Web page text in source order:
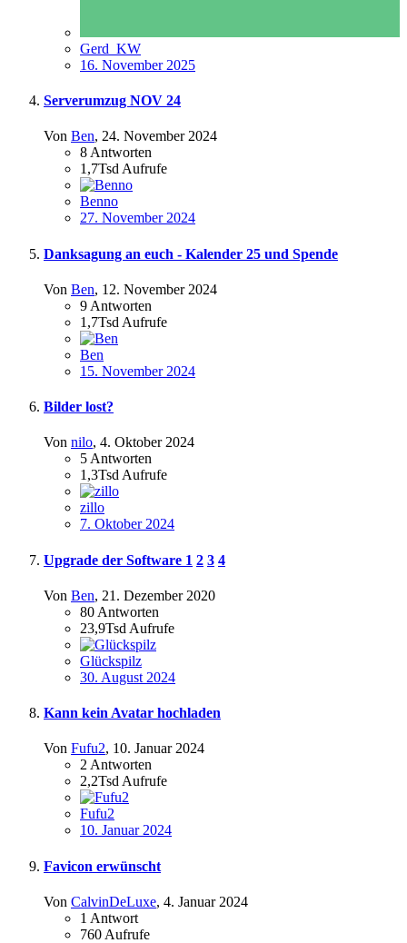
Gerd_KW
16. November 2025
Serverumzug NOV 24
Von Ben, 24. November 2024
8 Antworten
1,7Tsd Aufrufe
Benno
27. November 2024
Danksagung an euch - Kalender 25 und Spende
Von Ben, 12. November 2024
9 Antworten
1,7Tsd Aufrufe
Ben
15. November 2024
Bilder lost?
Von nilo, 4. Oktober 2024
5Antworten
1,3TsdAufrufe
zillo
7. Oktober 2024
Upgrade der Software 1 2 3 4
Von Ben, 21. Dezember 2020
80 Antworten
23,9Tsd Aufrufe
Glückspilz
30. August 2024
Kann kein Avatar hochladen
Von Fufu2, 10. Januar 2024
2Antworten
2,2TsdAufrufe
Fufu2
10. Januar 2024
Favicon erwünscht
Von CalvinDeLuxe, 4. Januar 2024
1 Antwort
760 Aufrufe